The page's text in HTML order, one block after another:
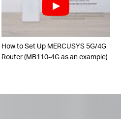
How to Set Up MERCUSYS 5G/4G
Router (MB110-4G as an example)